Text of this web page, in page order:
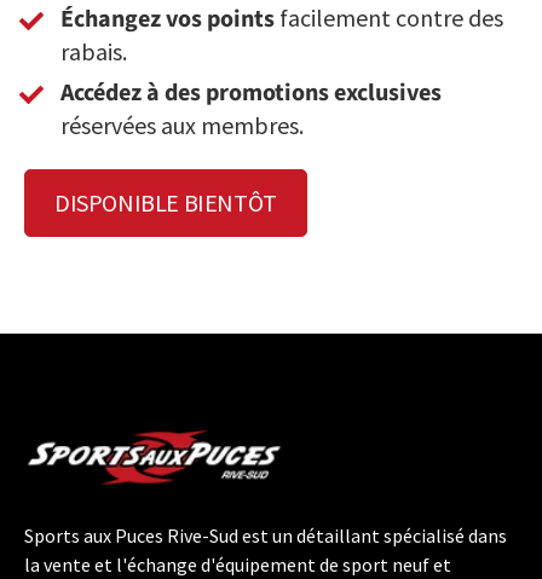
Échangez vos points facilement contre des
rabais.
Accédez à des promotions exclusives
réservées aux membres.
DISPONIBLE BIENTÔT
Sports aux Puces Rive-Sud est un détaillant spécialisé dans
la vente et l'échange d'équipement de sport neuf et